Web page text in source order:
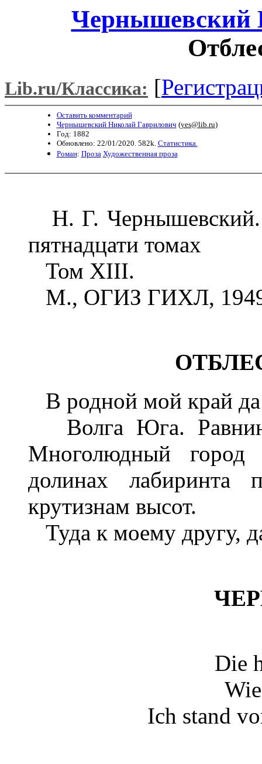
Чернышевский
Lib.ru/Классика: [
Оставить комментарий
Чернышевский Николай Гаврилович (yes@lib.ru)
Год: 1882
Обновлено: 22/01/2020. 582k. Статистика.
Роман: Проза Художественная проза
Н. Г. Чернышевский.
пятнадцати томах
Том XIII.
М., ОГИЗ ГИХЛ,
В родной мой край да
Волга Юга.
Многолюдный
долинах лабиринта
крутизнам высот.
Туда к моему другу,
Die
Ich stand